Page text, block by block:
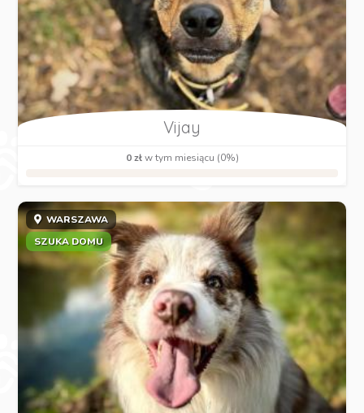
Vijay
0 złw tym miesiącu (0%)
WARSZAWA
SZUKA DOMU